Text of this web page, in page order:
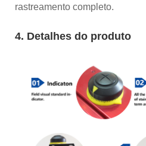
rastreamento completo.
4. Detalhes do produto